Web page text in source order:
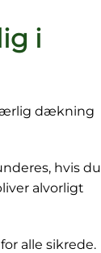
i
dækning
hvis du
alvorligt
alle sikrede.